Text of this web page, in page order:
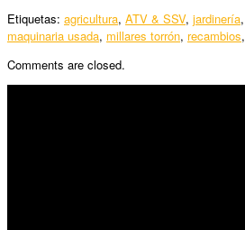
Etiquetas: agricultura, ATV & SSV, jardinería,
maquinaria usada, millares torrón, recambios,
Comments are closed.